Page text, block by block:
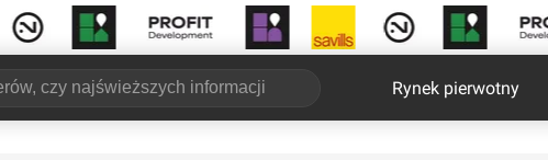
Rynek pierwotny